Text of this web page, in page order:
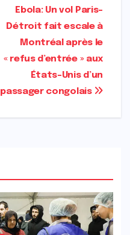
Ebola: Un vol Paris–
Détroit fait escale à
Montréal après le
« refus d’entrée » aux
États-Unis d’un
passager congolais